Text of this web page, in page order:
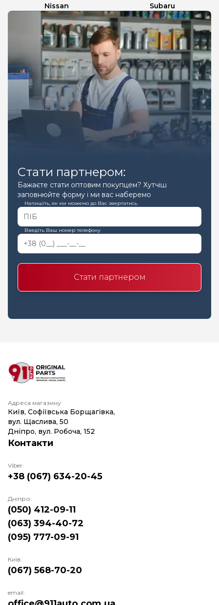
Nissan Subaru
Стати партнером:
Бажаєте стати оптовим покупцем? Хутчіш
заповнюйте форму і ми вас наберемо
Напишіть, як ми можемо до Вас звертатись
Введіть Ваш номер телефону
Стати партнером
Адреса магазину
Київ, Софіївська Борщагівка,
вул. Щаслива, 50
Дніпро, вул. Робоча, 152
Контакти
Viber:
+38 (067) 634-20-45
Дніпро:
(050) 412-09-11
(063) 394-40-72
(095) 777-09-91
Київ:
(067) 568-70-20
email: